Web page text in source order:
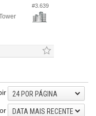
#3.639
24 POR PÁGINA
DATA MAIS RECENTE